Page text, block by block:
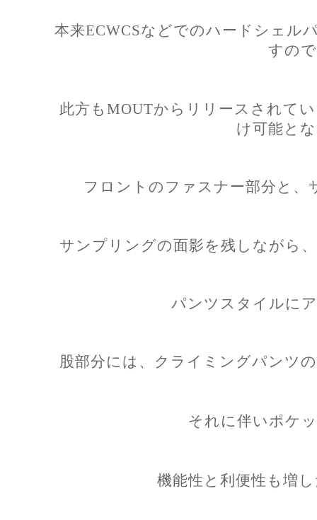
本来ECWCSなどでのハードシェル
すの
此方もMOUTからリリースされて
け可能と
フロントのファスナー部分と、
サンプリングの面影を残しながら
パンツスタイルに
股部分には、クライミングパンツ
それに伴いポケ
機能性と利便性も増